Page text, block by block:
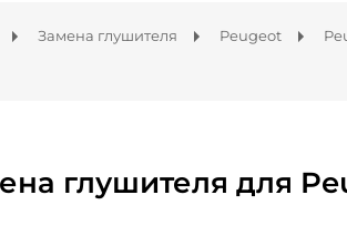
Замена глушителя Peugeot
глушителя для